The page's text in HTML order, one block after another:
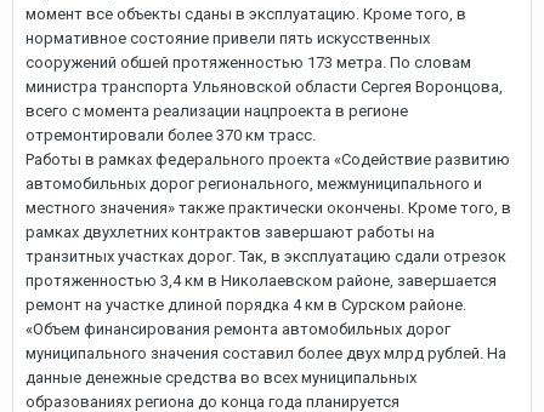
момент все объекты сданы в эксплуатацию. Кроме того, в
нормативное состояние привели пять искусственных
сооружений обшей протяженностью 173 метра. По словам
министра транспорта Ульяновской области Сергея Воронцова,
всего с момента реализации нацпроекта в регионе
отремонтировали более 370 км трасс.
Работы в рамках федерального проекта «Содействие развитию
автомобильных дорог регионального, межмуниципального и
местного значения» также практически окончены. Кроме того, в
рамках двухлетних контрактов завершают работы на
транзитных участках дорог. Так, в эксплуатацию сдали отрезок
протяженностью 3,4 км в Николаевском районе, завершается
ремонт на участке длиной порядка 4 км в Сурском районе.
«Объем финансирования ремонта автомобильных дорог
муниципального значения составил более двух млрд рублей. На
данные денежные средства во всех муниципальных
образованиях региона до конца года планируется